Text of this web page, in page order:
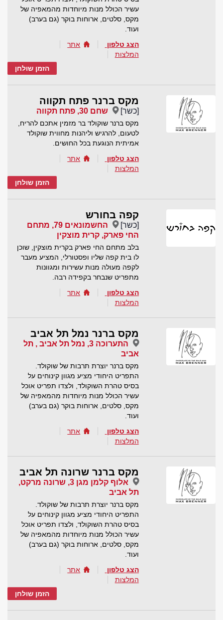
עשיר הכולל מנות מיוחדות מהמאפיה של
מקס, סלטים, ארוחות בוקר (גם בערב)
ועוד.
הצג טלפון
אתר
המלצות
הזמן שולחן
מקס ברנר פתח תקווה
[כשר] שחם 30, פתח תקווה
מקס ברנר שוקולד בר מזמין אתכם להריח,
לטעום, להרגיש וליהנות מחווית שוקולד
אמיתית הנוגעת בכל החושים.
הצג טלפון
אתר
המלצות
הזמן שולחן
קפה בחורש
[כשר]
החשמונאים 79, מתחם
החי פארק, קרית מוצקין
בלב מתחם החי פארק בקרית מוצקין, שוכן
לו בית קפה שליו ופסטורלי, המציע מעבר
לקפה מעולה מנות עשירות ומגוונות
מתפריט שנבחר בקפידה רבה.
הצג טלפון
אתר
המלצות
מקס ברנר נמל תל אביב
התערוכה 3, נמל תל אביב , תל
אביב
מקס ברנר יוצרת תרבות של שוקולד.
התפריט היחודי מציע מגוון קינוחים על
בסיס טהרת השוקולד, ולצדו תפריט אוכל
עשיר הכולל מנות מיוחדות מהמאפיה של
מקס, סלטים, ארוחות בוקר (גם בערב)
ועוד.
הצג טלפון
אתר
המלצות
מקס ברנר שרונה תל אביב
אלוף קלמן מגן 3, שרונה מרקט,
תל אביב
מקס ברנר יוצרת תרבות של שוקולד.
התפריט היחודי מציע מגוון קינוחים על
בסיס טהרת השוקולד, ולצדו תפריט אוכל
עשיר הכולל מנות מיוחדות מהמאפיה של
מקס, סלטים, ארוחות בוקר (גם בערב)
ועוד.
הצג טלפון
אתר
המלצות
הזמן שולחן